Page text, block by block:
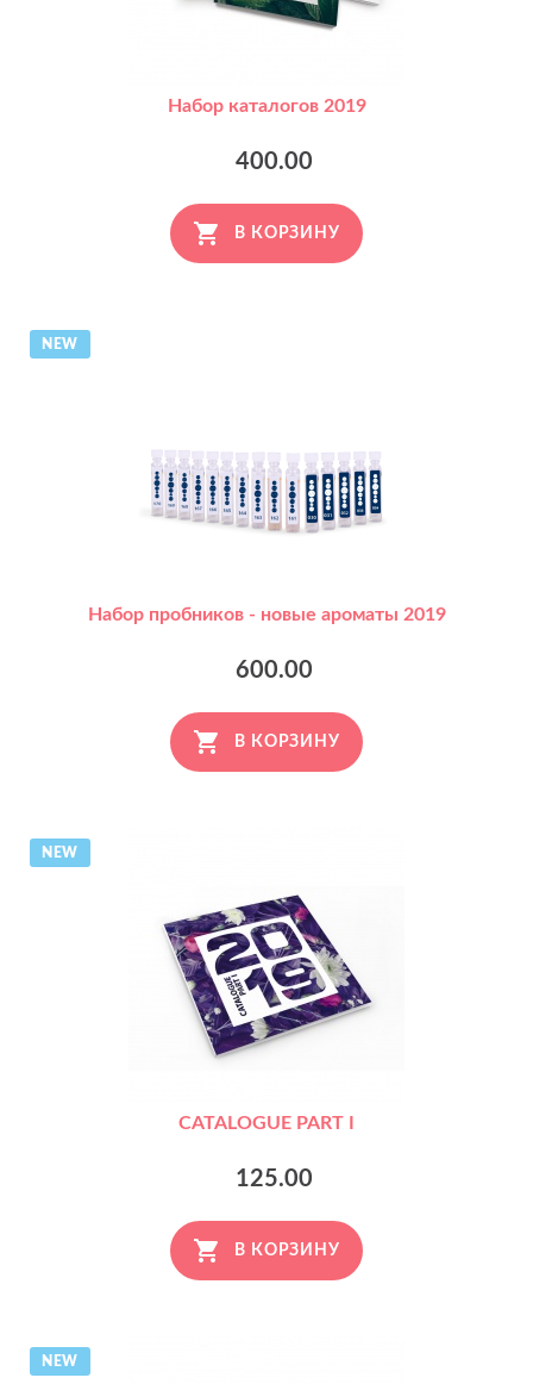
Набор каталогов 2019
400.00
В КОРЗИНУ
NEW
Набор пробников - новые ароматы 2019
600.00
В КОРЗИНУ
NEW
CATALOGUE PART I
125.00
В КОРЗИНУ
NEW